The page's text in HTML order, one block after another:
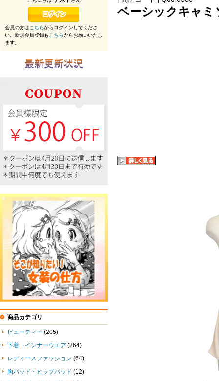
ベーシックキャミ
会員の方はこちらからログインしてくださ
い。新規会員登録もこちらからお願いいたし
ます。
商品カテゴリ
ビューティー (205)
下着・インナーウエア (264)
レディースファッション (64)
胸パッド・ヒップパッド (12)